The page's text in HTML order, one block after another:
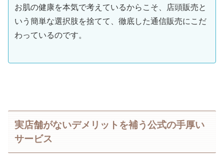
お肌の健康を本気で考えているからこそ、店頭販売と
いう簡単な選択肢を捨てて、徹底した通信販売にこだ
わっているのです。
実店舗がないデメリットを補う公式の手厚い
サービス